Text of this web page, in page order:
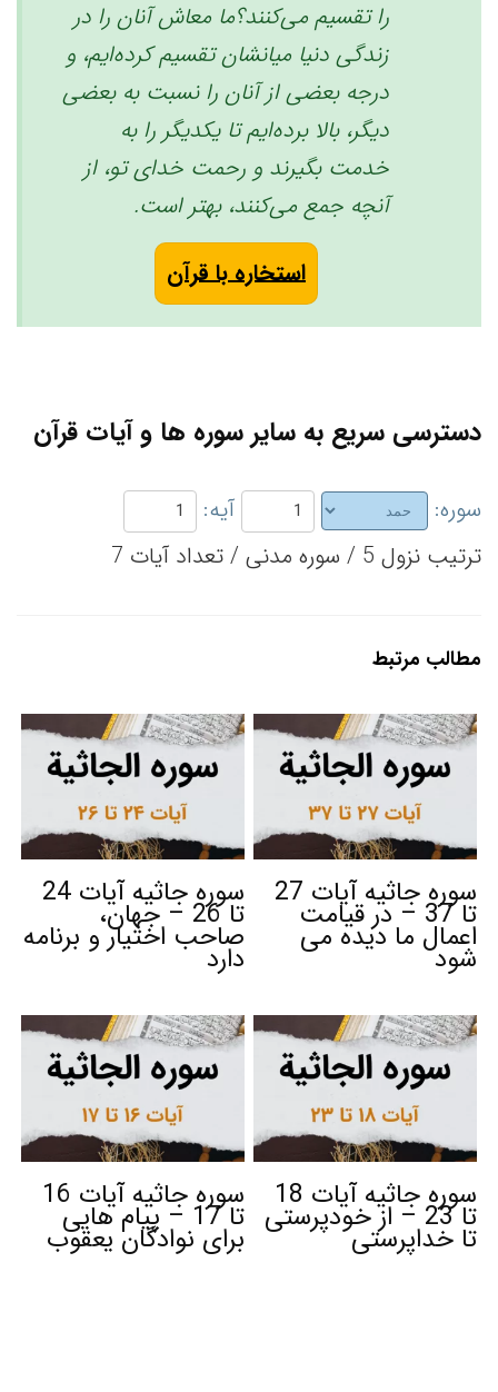
را تقسیم می‌کنند؟ما معاش آنان را در
زندگی دنیا میانشان تقسیم کرده‌ایم، و
درجه بعضی از آنان را نسبت به بعضی
دیگر، بالا برده‌ایم تا یکدیگر را به
خدمت بگیرند و رحمت خدای تو، از
آنچه جمع می‌کنند، بهتر است. ‏
استخاره با قرآن
دسترسی سریع به سایر سوره ها و آیات قرآن
سوره:
آیه:
ترتیب نزول 5 / سوره مدنی / تعداد آیات 7
مطالب مرتبط
سوره جاثیه آیات 27
تا 37 – در قیامت
اعمال ما دیده می
شود
سوره جاثیه آیات 24
تا 26 – جهان،
صاحب اختیار و برنامه
دارد
سوره جاثیه آیات 18
تا 23 – از خودپرستی
تا خداپرستی
سوره جاثیه آیات 16
تا 17 – پیام هایی
برای نوادگان یعقوب